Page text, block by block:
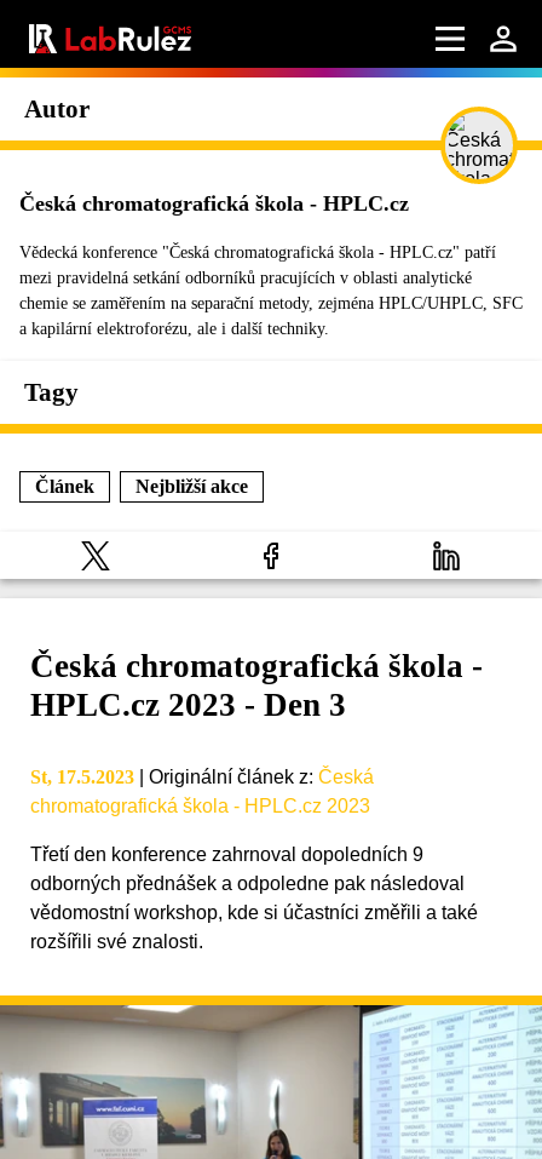
Autor
Česká chromatografická škola - HPLC.cz
Vědecká konference "Česká chromatografická škola - HPLC.cz" patří
mezi pravidelná setkání odborníků pracujících v oblasti analytické
chemie se zaměřením na separační metody, zejména HPLC/UHPLC, SFC
a kapilární elektroforézu, ale i další techniky.
Tagy
Článek Nejbližší akce
Česká chromatografická škola -
HPLC.cz 2023 - Den 3
St, 17.5.2023 Originální článek z: Česká
chromatografická škola - HPLC.cz 2023
Třetí den konference zahrnoval dopoledních 9
odborných přednášek a odpoledne pak následoval
vědomostní workshop, kde si účastníci změřili a také
rozšířili své znalosti.